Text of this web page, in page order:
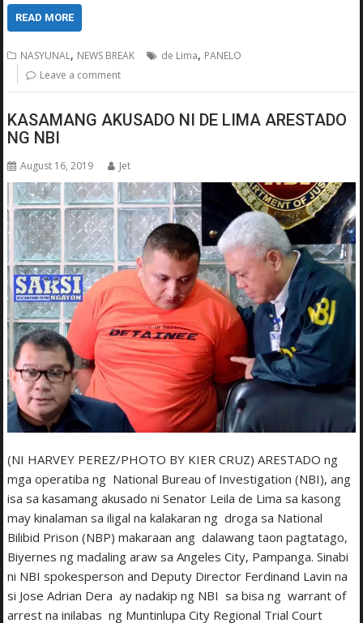
READ MORE
NASYUNAL, NEWS BREAK de Lima, PANELO
Leave a comment
KASAMANG AKUSADO NI DE LIMA ARESTADO
NG NBI
August 16, 2019 Jet
(NI HARVEY PEREZ/PHOTO BY KIER CRUZ) ARESTADO ng
mga operatiba ng National Bureau of Investigation (NBI), ang
isa sa kasamang akusado ni Senator Leila de Lima sa kasong
may kinalaman sa iligal na kalakaran ng droga sa National
Bilibid Prison (NBP) makaraan ang dalawang taon pagtatago,
Biyernes ng madaling araw sa Angeles City, Pampanga. Sinabi
ni NBI spokesperson and Deputy Director Ferdinand Lavin na
si Jose Adrian Dera ay nadakip ng NBI sa bisa ng warrant of
arrest na inilabas ng Muntinlupa City Regional Trial Court